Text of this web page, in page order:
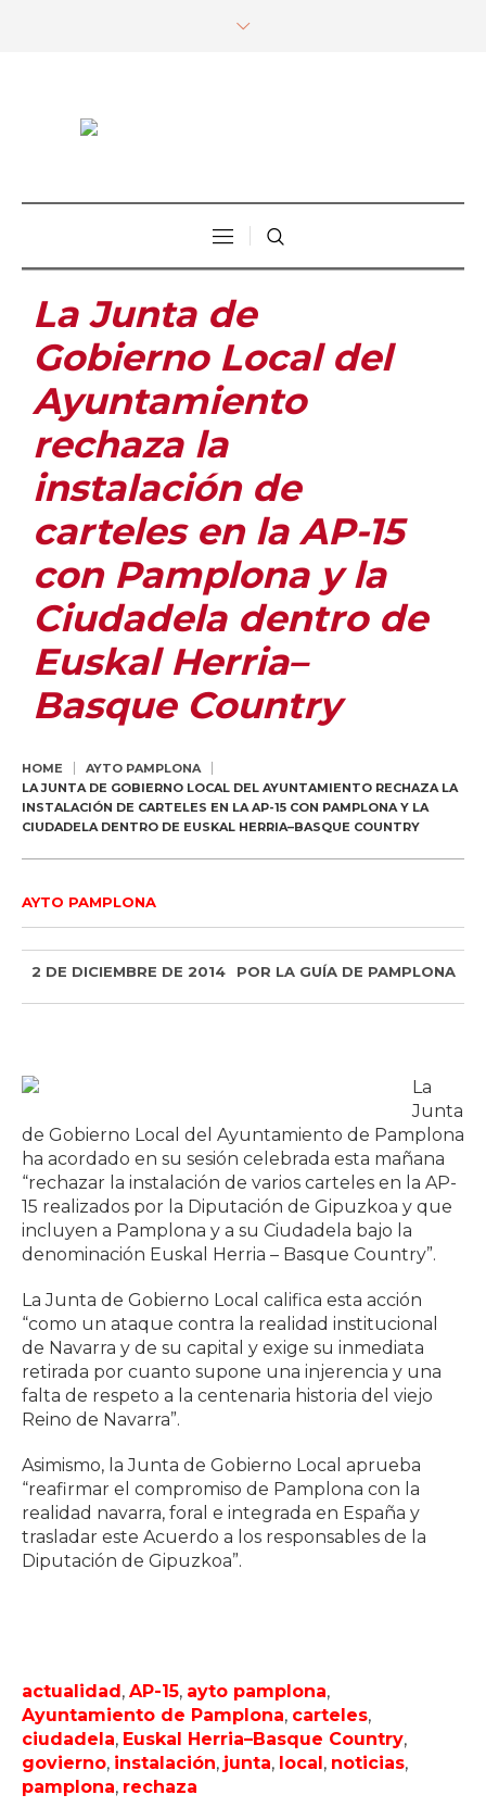
La Junta de
Gobierno Local del
Ayuntamiento
rechaza la
instalación de
carteles en la AP-15
con Pamplona y la
Ciudadela dentro de
Euskal Herria–
Basque Country
HOME
AYTO PAMPLONA
LA JUNTA DE GOBIERNO LOCAL DEL AYUNTAMIENTO RECHAZA LA
INSTALACIÓN DE CARTELES EN LA AP-15 CON PAMPLONA Y LA
CIUDADELA DENTRO DE EUSKAL HERRIA–BASQUE COUNTRY
AYTO PAMPLONA
2 DE DICIEMBRE DE 2014 POR LA GUÍA DE PAMPLONA
La
Junta
de Gobierno Local del Ayuntamiento de Pamplona
ha acordado en su sesión celebrada esta mañana
“rechazar la instalación de varios carteles en la AP-
15 realizados por la Diputación de Gipuzkoa y que
incluyen a Pamplona y a su Ciudadela bajo la
denominación Euskal Herria – Basque Country”.
La Junta de Gobierno Local califica esta acción
“como un ataque contra la realidad institucional
de Navarra y de su capital y exige su inmediata
retirada por cuanto supone una injerencia y una
falta de respeto a la centenaria historia del viejo
Reino de Navarra”.
Asimismo, la Junta de Gobierno Local aprueba
“reafirmar el compromiso de Pamplona con la
realidad navarra, foral e integrada en España y
trasladar este Acuerdo a los responsables de la
Diputación de Gipuzkoa”.
actualidad , AP-15, ayto pamplona,
Ayuntamiento de Pamplona, carteles,
ciudadela, Euskal Herria–Basque Country,
govierno, instalación, junta, local , noticias,
pamplona, rechaza